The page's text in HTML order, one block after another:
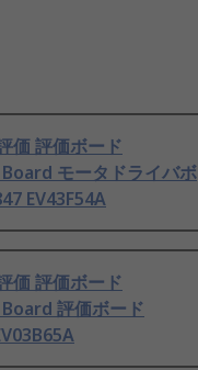
価 評価ボード
モータドライバボ
EV43F54A
価 評価ボード
評価ボード